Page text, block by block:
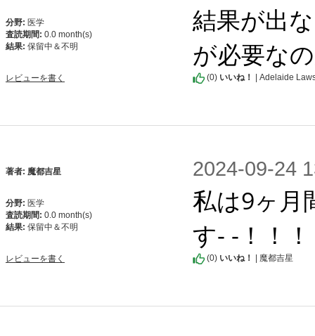
分野: 医学
査読期間: 0.0 month(s)
結果: 保留中＆不明
レビューを書く
結果が出
が必要な
(0) いいね！ | Adelaide
著者: 魔都吉星
分野: 医学
査読期間: 0.0 month(s)
結果: 保留中＆不明
レビューを書く
2024-09-24
私は9ヶ月
す- -！！！
(0) いいね！ | 魔都吉星